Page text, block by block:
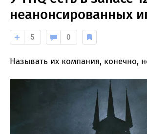
неанонсированных
5 0
Называть их компания, конечно,